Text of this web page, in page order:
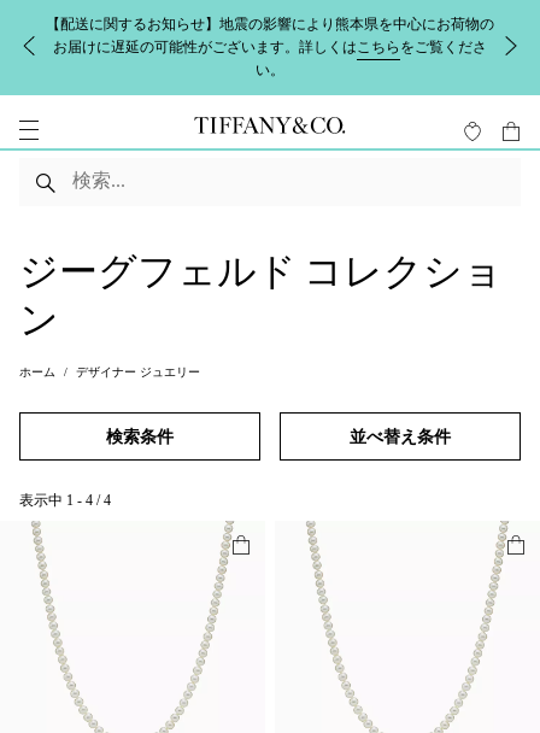
【配送に関するお知らせ】地震の影響により熊本県を中心にお荷物の
お届けに遅延の可能性がございます。詳しくはこちら をご覧くださ
い。
ジーグフェルド コレクショ
ン
ホーム デザイナー ジュエリー
検索条件 並べ替え条件
表示中 1 - 4 / 4